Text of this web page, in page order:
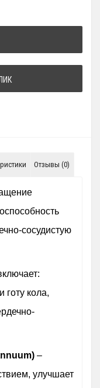
Отзывы (0)
сосудистую
готу кола,
–
улучшает